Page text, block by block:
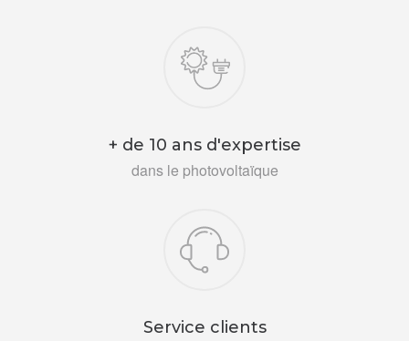
+ de 10 ans d'expertise
dans le photovoltaïque
Service clients